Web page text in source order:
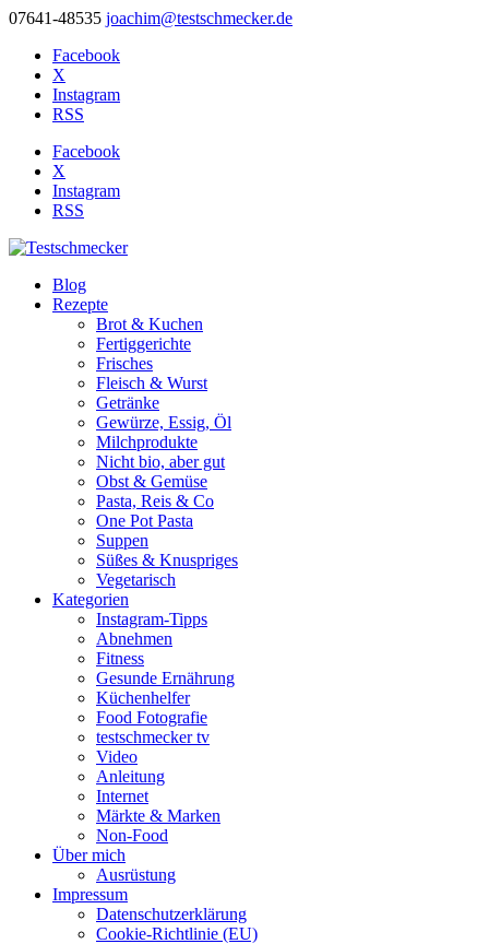
07641-48535 joachim@testschmecker.de
Facebook
X
Instagram
RSS
Facebook
X
Instagram
RSS
Blog
Rezepte
Brot & Kuchen
Fertiggerichte
Frisches
Fleisch & Wurst
Getränke
Gewürze, Essig, Öl
Milchprodukte
Nicht bio, aber gut
Obst & Gemüse
Pasta, Reis & Co
One Pot Pasta
Suppen
Süßes & Knuspriges
Vegetarisch
Kategorien
Instagram-Tipps
Abnehmen
Fitness
Gesunde Ernährung
Küchenhelfer
Food Fotografie
testschmecker tv
Video
Anleitung
Internet
Märkte & Marken
Non-Food
Über mich
Ausrüstung
Impressum
Datenschutzerklärung
Cookie-Richtlinie (EU)